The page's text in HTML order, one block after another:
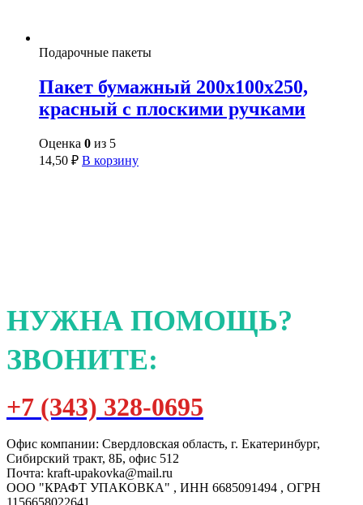
Подарочные пакеты
Пакет бумажный 200х100х250,
красный с плоскими ручками
Оценка 0 из 5
14,50 ₽ В корзину
НУЖНА ПОМОЩЬ?
ЗВОНИТЕ:
+7 (343) 328-0695
Офис компании: Свердловская область, г. Екатеринбург,
Сибирский тракт, 8Б, офис 512
Почта: kraft-upakovka@mail.ru
ООО "КРАФТ УПАКОВКА" , ИНН 6685091494 , ОГРН
1156658022641